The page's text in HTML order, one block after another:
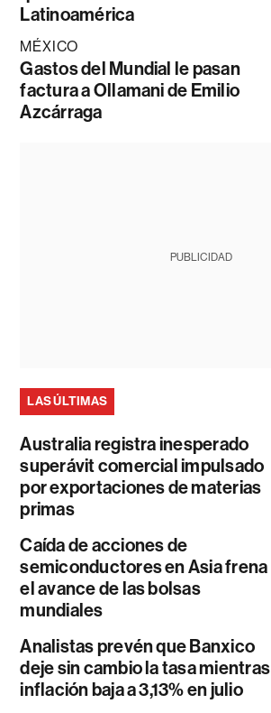
Latinoamérica
MÉXICO
Gastos del Mundial le pasan
factura a Ollamani de Emilio
Azcárraga
PUBLICIDAD
LAS ÚLTIMAS
Australia registra inesperado
superávit comercial impulsado
por exportaciones de materias
primas
Caída de acciones de
semiconductores en Asia frena
el avance de las bolsas
mundiales
Analistas prevén que Banxico
deje sin cambio la tasa mientras
inflación baja a 3,13% en julio